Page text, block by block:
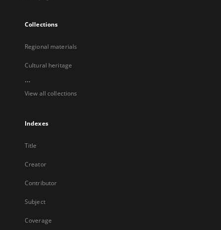
Collections
Regional materials
Cultural heritage
...
View all collections
Indexes
Title
Creator
Contributor
Subject
Coverage